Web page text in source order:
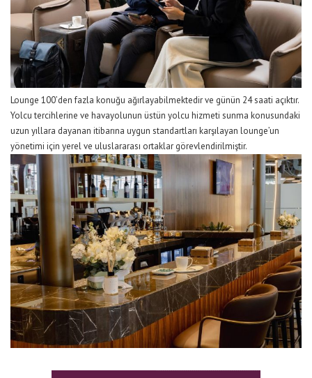
Lounge 100’den fazla konuğu ağırlayabilmektedir ve günün 24 saati açıktır.
Yolcu tercihlerine ve havayolunun üstün yolcu hizmeti sunma konusundaki
uzun yıllara dayanan itibarına uygun standartları karşılayan lounge’un
yönetimi için yerel ve uluslararası ortaklar görevlendirilmiştir.